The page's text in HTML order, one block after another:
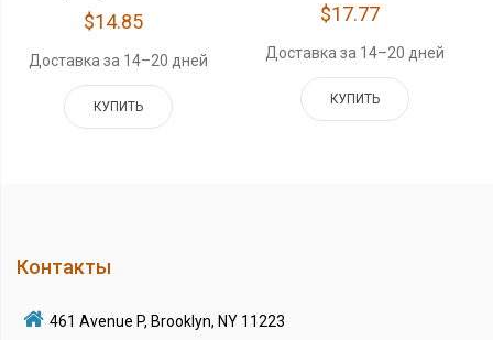
$14.85
Доставка за 14–20 дней
КУПИТЬ
$17.77
Доставка за 14–20 дней
КУПИТЬ
Контакты
461 Avenue P, Brooklyn, NY 11223